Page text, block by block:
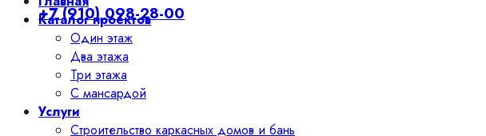
Каталог проектов
Один этаж
Два этажа
Три этажа
С мансардой
Услуги
Строительство каркасных домов и бань
+7 (910) 098-28-00